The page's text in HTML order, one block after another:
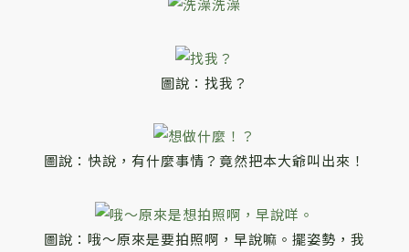
圖說：找我？
圖說：快說，有什麼事情？竟然把本大爺叫出來！
圖說：哦～原來是要拍照啊，早說嘛。擺姿勢，我